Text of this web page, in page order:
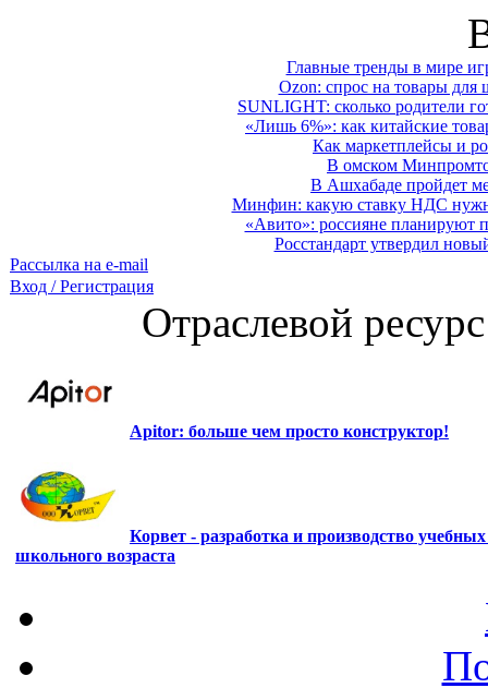
Главные тренды в мире
Ozon: спрос на товары для
SUNLIGHT: сколько родители
«Лишь 6%»: как китайские
Как маркетплейсы и
В омском
В Ашхабаде пройдет
Минфин: какую ставку НДС
«Авито»: россияне планируют
Росстандарт утвердил
Рассылка на e-mail
Вход / Регистрация
Отраслевой
Apitor: больше чем просто конструктор!
Корвет - разработка и производство
школьного возраста